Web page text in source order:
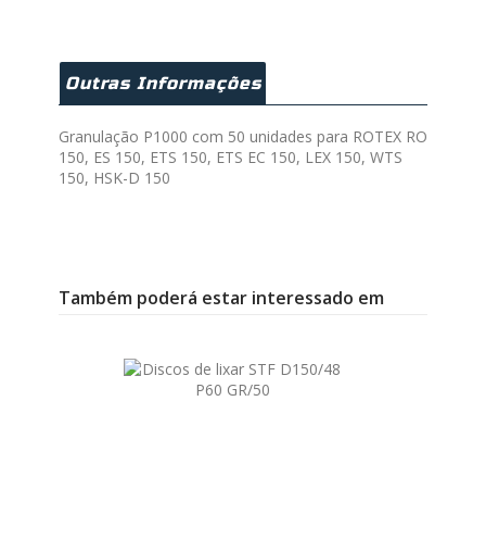
Outras Informações
Granulação P1000 com 50 unidades para ROTEX RO
150, ES 150, ETS 150, ETS EC 150, LEX 150, WTS
150, HSK-D 150
Também poderá estar interessado em